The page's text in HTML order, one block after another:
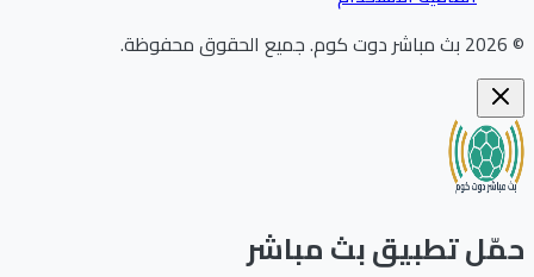
بث مباشر دوت كوم.جميع الحقوق محفوظة.
تطبيق بث مباشر